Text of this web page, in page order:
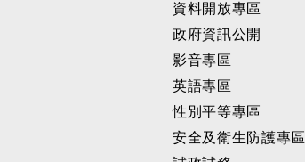
資料開放專區
政府資訊公開
影音專區
英語專區
性別平等專區
安全及衛生防護專區